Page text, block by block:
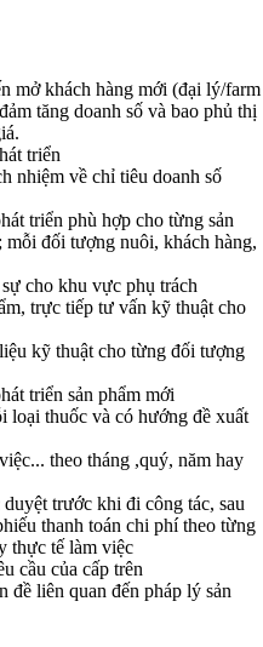
mở khách hàng mới (đại lý/farm
tăng doanh số và bao phủ thị
triển
nhiệm về chỉ tiêu doanh số
triển phù hợp cho từng sản
mỗi đối tượng nuôi, khách hàng,
cho khu vực phụ trách
trực tiếp tư vấn kỹ thuật cho
kỹ thuật cho từng đối tượng
triển sản phẩm mới
loại thuốc và có hướng đề xuất
theo tháng ,quý, năm hay
trước khi đi công tác, sau
thanh toán chi phí theo từng
thực tế làm việc
cầu của cấp trên
đề liên quan đến pháp lý sản